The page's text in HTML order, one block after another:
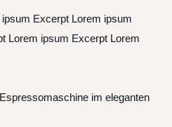
Excerpt Lorem ipsum
Lorem ipsum Excerpt Lorem